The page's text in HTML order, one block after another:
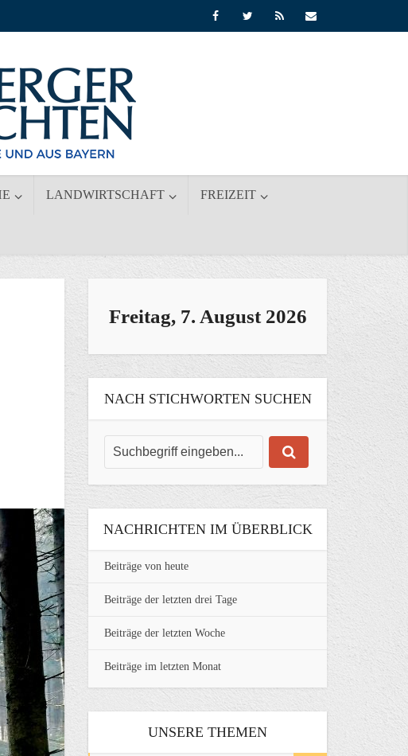
LANDWIRTSCHAFT FREIZEIT
Freitag, 7. August 2026
NACH STICHWORTEN SUCHEN
NACHRICHTEN IM ÜBERBLICK
Beiträge von heute
Beiträge der letzten drei Tage
Beiträge der letzten Woche
Beiträge im letzten Monat
UNSERE THEMEN